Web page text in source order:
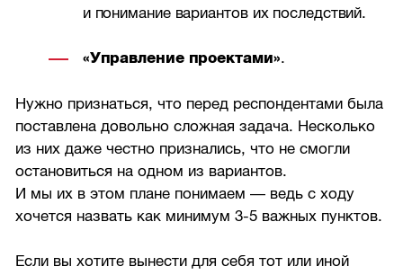
и понимание вариантов их последствий.
«Управление проектами».
Нужно признаться, что перед респондентами была
поставлена довольно сложная задача. Несколько
из них даже честно признались, что не смогли
остановиться на одном из вариантов.
И мы их в этом плане понимаем — ведь с ходу
хочется назвать как минимум3-5 важных пунктов.
Если вы хотите вынести для себя тот или иной